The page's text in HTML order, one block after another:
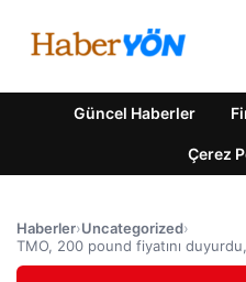
Güncel Haberler
Çerez
Haberler›Uncategorized›
TMO, 200 pound fiyatını